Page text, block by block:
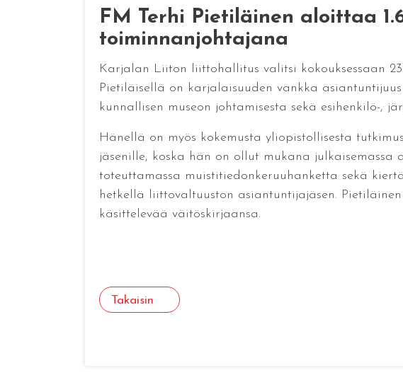
FM Terhi Pietiläinen aloittaa
toiminnanjohtajana
Karjalan Liiton liittohallitus valitsi kokouksessaan
Pietiläisellä on karjalaisuuden vankka
kunnallisen museon johtamisesta sekä esihenkilö-
Hänellä on myös kokemusta yliopistollisesta
jäsenille, koska hän on ollut mukana
toteuttamassa muistitiedonkeruuhanketta sekä
hetkellä liittovaltuuston asiantuntijajäsen.
käsittelevää väitöskirjaansa.
Takaisin